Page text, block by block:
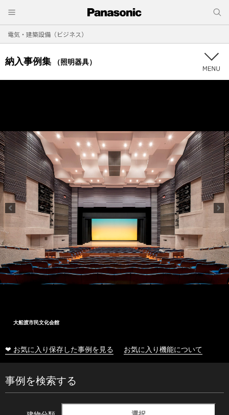
電気・建築設備（ビジネス）
納入事例集 （照明器具）
大船渡市民文化会館
❤ お気に入り保存した事例を見る お気に入り機能について
事例を検索する